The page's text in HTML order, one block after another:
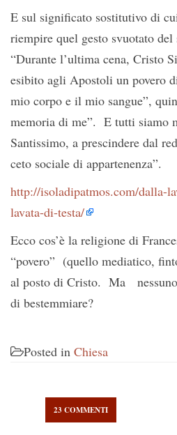
E sul significato sostitutivo di
riempire quel gesto svuotato
“Durante l’ultima cena, Cristo
esibito agli Apostoli un povero
mio corpo e il mio sangue”,
memoria di me”. E tutti siamo
Santissimo, a prescindere dal
ceto sociale di appartenenza”.
http://isoladipatmos.com/dalla-
lavata-di-testa/
Ecco cos’è la religione di
“povero” (quello mediatico,
al posto di Cristo. Ma
di bestemmiare?
Posted in Chiesa
23 COMMENTI